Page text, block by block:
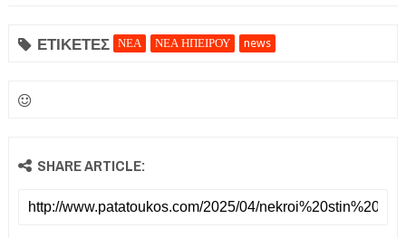
ΕΤΙΚΕΤΕΣ ΝΕΑ ΝΕΑ ΗΠΕΙΡΟΥ news
SHARE ARTICLE: